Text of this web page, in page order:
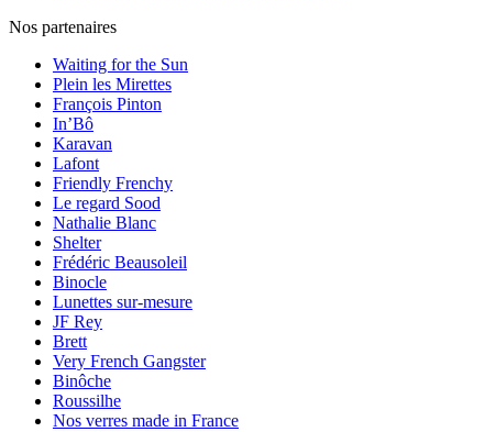
Nos partenaires
Waiting for the Sun
Plein les Mirettes
François Pinton
In’Bô
Karavan
Lafont
Friendly Frenchy
Le regard Sood
Nathalie Blanc
Shelter
Frédéric Beausoleil
Binocle
Lunettes sur-mesure
JF Rey
Brett
Very French Gangster
Binôche
Roussilhe
Nos verres made in France